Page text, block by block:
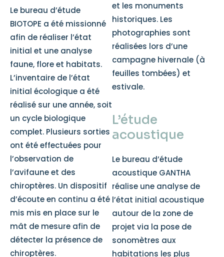
Le bureau d’étude
BIOTOPE a été missionné
afin de réaliser l’état
initial et une analyse
faune, flore et habitats.
L’inventaire de l’état
initial écologique a été
réalisé sur une année, soit
un cycle biologique
complet. Plusieurs sorties
ont été effectuées pour
l’observation de
l’avifaune et des
chiroptères. Un dispositif
d’écoute en continu a été
mis mis en place sur le
mât de mesure afin de
détecter la présence de
chiroptères.
et les monuments
historiques. Les
photographies sont
réalisées lors d’une
campagne hivernale (à
feuilles tombées) et
estivale.
L’étude
acoustique
Le bureau d’étude
acoustique GANTHA
réalise une analyse de
l’état initial acoustique
autour de la zone de
projet via la pose de
sonomètres aux
habitations les plus